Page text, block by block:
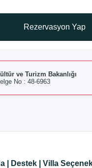
Rezervasyon Yap
ve Turizm Bakanlığı
No : 48-6963
| Destek | Villa